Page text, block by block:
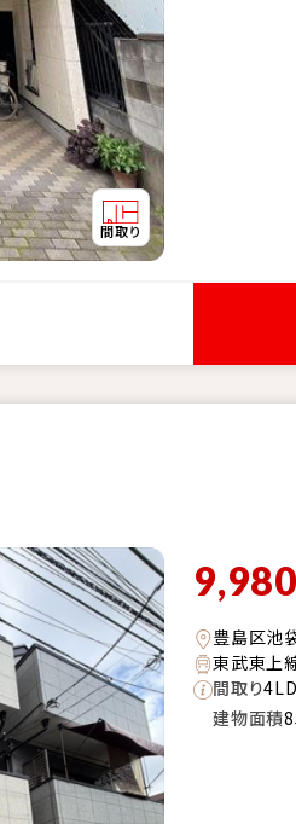
9,980
豊島区池
東武東上
間取り
建物面積